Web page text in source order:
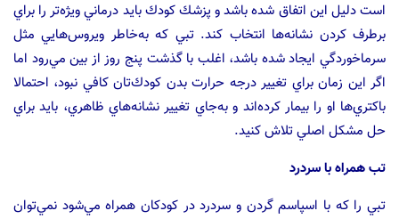
است دليل اين اتفاق شده باشد و پزشك كودك بايد درماني ويژه‌تر را براي
برطرف كردن نشانه‌ها انتخاب كند. تبي كه به‌خاطر ويروس‌هايي مثل
سرماخوردگي ايجاد شده باشد، اغلب با گذشت پنج روز از بين مي‌رود اما
اگر اين زمان براي تغيير درجه حرارت بدن كودك‌تان كافي نبود، احتمالا
باكتري‌ها او را بيمار كرده‌اند و به‌جاي تغيير نشانه‌هاي ظاهري، بايد براي
حل مشكل اصلي تلاش كنيد.
تب همراه با سردرد
تبي را كه با اسپاسم گردن و سردرد در كودكان همراه مي‌شود نمي‌توان